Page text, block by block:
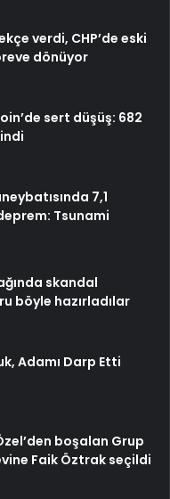
verdi, CHP’de eski
dönüyor
sert düşüş: 682
7,1
Tsunami
skandal
böyle hazırladılar
Adamı Darp Etti
boşalan Grup
Faik Öztrak seçildi